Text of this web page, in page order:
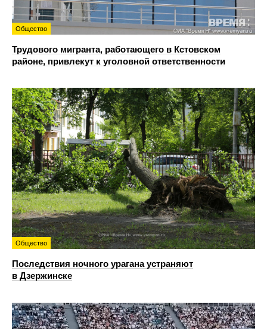
Общество
Трудового мигранта, работающего в Кстовском
районе, привлекут к уголовной ответственности
Общество
Последствия ночного урагана устраняют
в Дзержинске